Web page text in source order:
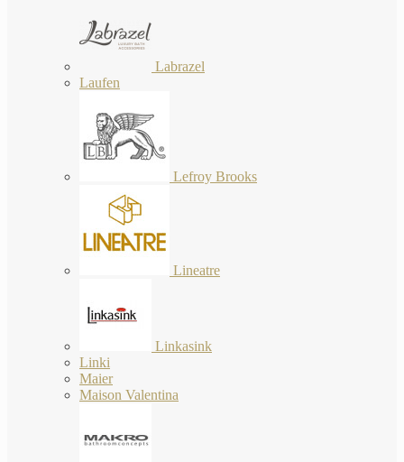
Labrazel
Laufen
Lefroy Brooks
Lineatre
Linkasink
Linki
Maier
Maison Valentina